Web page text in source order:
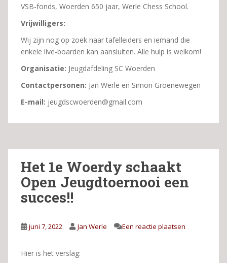
VSB-fonds, Woerden 650 jaar, Werle Chess School.
Vrijwilligers:
Wij zijn nog op zoek naar tafelleiders en iemand die
enkele live-boarden kan aansluiten. Alle hulp is welkom!
Organisatie: Jeugdafdeling SC Woerden
Contactpersonen: Jan Werle en Simon Groenewegen
E-mail: jeugdscwoerden@gmail.com
Het 1e Woerdy schaakt
Open Jeugdtoernooi een
succes!!
juni 7, 2022 Jan Werle Een reactie plaatsen
Hier is het verslag: